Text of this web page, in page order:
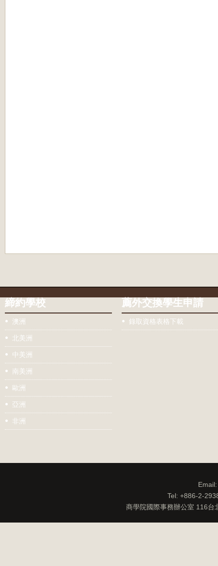
締約學校
澳洲
北美洲
中美洲
南美洲
歐洲
亞洲
非洲
薦外交換學生申請
錄取資格表格下載
Tel: +886-2-
商學院國際事務辦公室 116台